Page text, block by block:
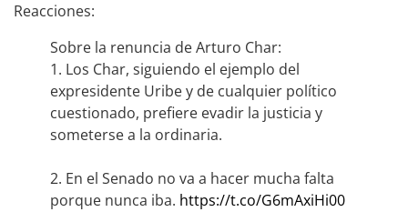
Reacciones:
Sobre la renuncia de Arturo Char:
1. Los Char, siguiendo el ejemplo del
expresidente Uribe y de cualquier político
cuestionado, prefiere evadir la justicia y
someterse a la ordinaria.
2. En el Senado no va a hacer mucha falta
porque nunca iba. https://t.co/G6mAxiHi00